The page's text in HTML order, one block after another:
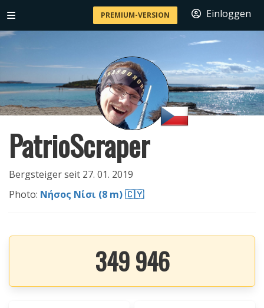
PREMIUM-VERSION Einloggen
PatrioScraper
Bergsteiger seit 27. 01. 2019
Photo: Νήσος Νίσι (8 m) 🇨🇾
349 946